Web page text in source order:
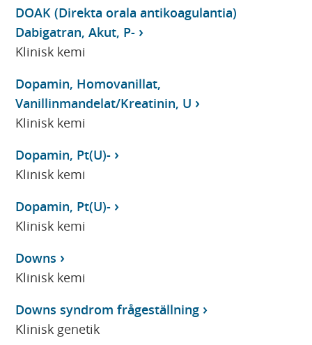
DOAK (Direkta orala antikoagulantia)
Dabigatran, Akut, P-
Klinisk kemi
Dopamin, Homovanillat,
Vanillinmandelat/Kreatinin, U
Klinisk kemi
Dopamin, Pt(U)-
Klinisk kemi
Dopamin, Pt(U)-
Klinisk kemi
Downs
Klinisk kemi
Downs syndrom frågeställning
Klinisk genetik